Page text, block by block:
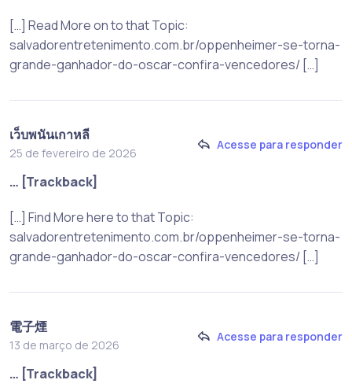
[…] Read More on to that Topic:
salvadorentretenimento.com.br/oppenheimer-se-torna-
grande-ganhador-do-oscar-confira-vencedores/ […]
เว็บพนันเกาหลี
25 de fevereiro de 2026
Acesse para responder
… [Trackback]
[…] Find More here to that Topic:
salvadorentretenimento.com.br/oppenheimer-se-torna-
grande-ganhador-do-oscar-confira-vencedores/ […]
電子煙
13 de março de 2026
Acesse para responder
… [Trackback]